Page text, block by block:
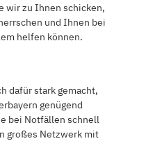
wir zu Ihnen schicken,
und Ihnen bei
helfen können.
dafür stark gemacht,
genügend
bei Notfällen schnell
großes Netzwerk mit